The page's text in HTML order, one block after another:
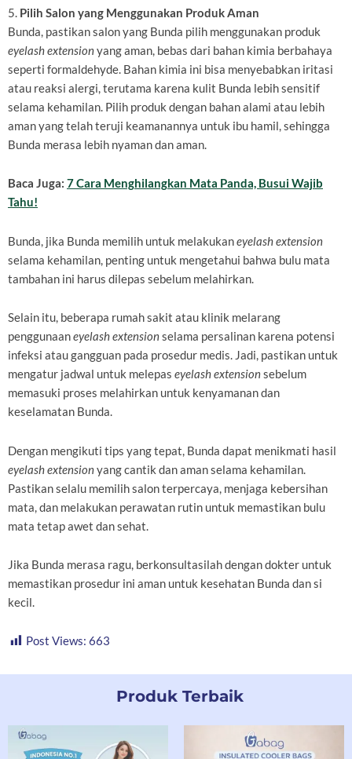
5. Pilih Salon yang Menggunakan Produk Aman
Bunda, pastikan salon yang Bunda pilih menggunakan produk
eyelash extensionyang aman, bebas dari bahan kimia berbahaya
seperti formaldehyde. Bahan kimia ini bisa menyebabkan iritasi
atau reaksi alergi, terutama karena kulit Bunda lebih sensitif
selama kehamilan. Pilih produk dengan bahan alami atau lebih
aman yang telah teruji keamanannya untuk ibu hamil, sehingga
Bunda merasa lebih nyaman dan aman.
Baca Juga: 7 Cara Menghilangkan Mata Panda, Busui Wajib
Tahu!
Bunda, jika Bunda memilih untuk melakukaneyelash extension
selama kehamilan, penting untuk mengetahui bahwa bulu mata
tambahan ini harus dilepas sebelum melahirkan.
Selain itu, beberapa rumah sakit atau klinik melarang
penggunaaneyelash extensionselama persalinan karena potensi
infeksi atau gangguan pada prosedur medis. Jadi, pastikan untuk
mengatur jadwal untuk melepas eyelash extensionsebelum
memasuki proses melahirkan untuk kenyamanan dan
keselamatan Bunda.
Dengan mengikuti tips yang tepat, Bunda dapat menikmati hasil
eyelash extensionyang cantik dan aman selama kehamilan.
Pastikan selalu memilih salon terpercaya, menjaga kebersihan
mata, dan melakukan perawatan rutin untuk memastikan bulu
mata tetap awet dan sehat.
Jika Bunda merasa ragu, berkonsultasilah dengan dokter untuk
memastikan prosedur ini aman untuk kesehatan Bunda dan si
kecil.
Post Views: 663
Produk Terbaik